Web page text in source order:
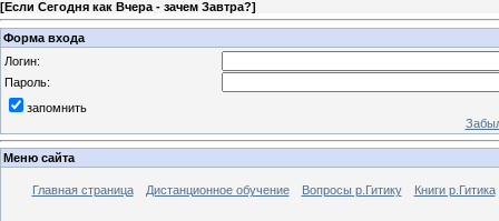
[Если Сегодня как Вчера - зачем Завтра?]
Форма входа
Логин:
Пароль:
запомнить
Меню сайта
Главная страница Дистанционное обучение Вопросы р.Гитику Книги р.Гитика